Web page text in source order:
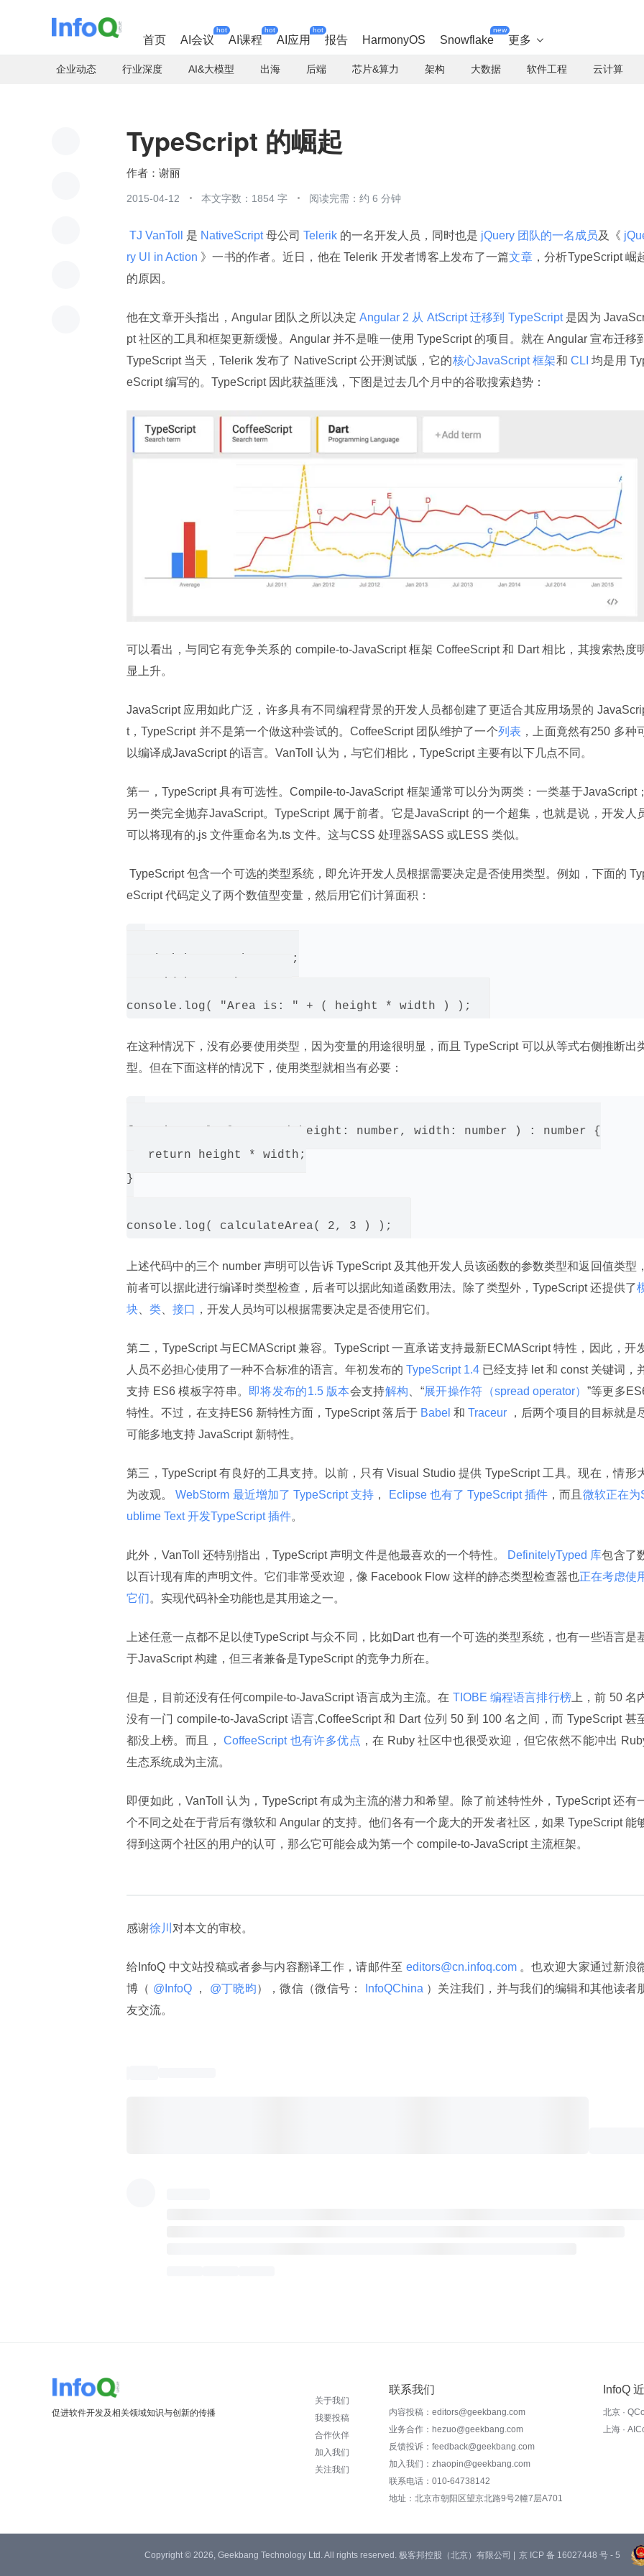
首页 AI会议
hot
AI课程
hot
AI应用
hot
报告 HarmonyOS Snowflake
new
更多 
企业动态 行业深度 AI&大模型 出海 后端 芯片&算力 架构 大数据 软件工程 云计算
TypeScript 的崛起
谢丽
2015-04-12 本文字数：1854 字 阅读完需：约 6 分钟
TJ VanToll 是 NativeScript 母公司 Telerik 的一名开发人员，同时也是 jQuery 团队的一名成员及《
ry UI in Action 》一书的作者。近日，他在 Telerik 开发者博客上发布了一篇文章，分析TypeScript 崛
的原因。
他在文章开头指出，Angular 团队之所以决定 Angular 2 从 AtScript 迁移到 TypeScript 是因为
pt 社区的工具和框架更新缓慢。Angular 并不是唯一使用 TypeScript 的项目。就在 Angular 宣布迁移
TypeScript 当天，Telerik 发布了 NativeScript 公开测试版，它的核心JavaScript 框架和 CLI 均是用
eScript 编写的。TypeScript 因此获益匪浅，下图是过去几个月中的谷歌搜索趋势：
可以看出，与同它有竞争关系的 compile-to-JavaScript 框架 CoffeeScript 和 Dart 相比，其搜索热度
显上升。
JavaScript 应用如此广泛，许多具有不同编程背景的开发人员都创建了更适合其应用场景的
t，TypeScript 并不是第一个做这种尝试的。CoffeeScript 团队维护了一个列表 ，上面竟然有250 多种
以编译成JavaScript 的语言。VanToll 认为，与它们相比，TypeScript 主要有以下几点不同。
第一，TypeScript 具有可选性。Compile-to-JavaScript 框架通常可以分为两类：一类基于JavaScript
另一类完全抛弃JavaScript。TypeScript 属于前者。它是JavaScript 的一个超集，也就是说，开发人
可以将现有的.js 文件重命名为.ts 文件。这与CSS 处理器SASS 或LESS 类似。
TypeScript 包含一个可选的类型系统，即允许开发人员根据需要决定是否使用类型。例如，下面的 Typ
eScript 代码定义了两个数值型变量，然后用它们计算面积：
var height : number = 2;
在这种情况下，没有必要使用类型，因为变量的用途很明显，而且 TypeScript 可以从等式右侧推断出
型。但在下面这样的情况下，使用类型就相当有必要：
function calculateArea( height: number, width: number ) : number {
   return height * width;
}
上述代码中的三个 number 声明可以告诉 TypeScript 及其他开发人员该函数的参数类型和返回值类型
前者可以据此进行编译时类型检查，后者可以据此知道函数用法。除了类型外，TypeScript 还提供了
块
类 接口 ，开发人员均可以根据需要决定是否使用它们。
第二，TypeScript 与ECMAScript 兼容。TypeScript 一直承诺支持最新ECMAScript 特性，因此，开
人员不必担心使用了一种不合标准的语言。年初发布的 TypeScript 1.4 已经支持 let 和 const 关键词，
支持 ES6 模板字符串。
即将发布的1.5 版本会支持解构 、“展开操作符（spread operator） ”等更多
特性。不过，在支持ES6 新特性方面，TypeScript 落后于 Babel 和 Traceur
，后两个项目的目标就是
可能多地支持 JavaScript 新特性。
第三，TypeScript 有良好的工具支持。以前，只有 Visual Studio 提供 TypeScript 工具。现在，情形
为改观。
WebStorm 最近增加了 TypeScript 支持 ， Eclipse 也有了 TypeScript 插件 ，而且 微软正在为
ublime Text 开发TypeScript 插件。
此外，VanToll 还特别指出，TypeScript 声明文件是他最喜欢的一个特性。 DefinitelyTyped 库包含了
以百计现有库的声明文件。它们非常受欢迎，像 Facebook Flow 这样的静态类型检查器也正在考虑使
它们。实现代码补全功能也是其用途之一。
上述任意一点都不足以使TypeScript 与众不同，比如Dart 也有一个可选的类型系统，也有一些语言是
于JavaScript 构建，但三者兼备是TypeScript 的竞争力所在。
但是，目前还没有任何compile-to-JavaScript 语言成为主流。在 TIOBE 编程语言排行榜上，前 50 名
没有一门 compile-to-JavaScript 语言,CoffeeScript 和 Dart 位列 50 到 100 名之间，而 TypeScript 甚
都没上榜。而且，
CoffeeScript 也有许多优点 ，在 Ruby 社区中也很受欢迎，但它依然不能冲出
生态系统成为主流。
即便如此，VanToll 认为，TypeScript 有成为主流的潜力和希望。除了前述特性外，TypeScript 还有
个不同之处在于背后有微软和 Angular 的支持。他们各有一个庞大的开发者社区，如果 TypeScript 能
得到这两个社区的用户的认可，那么它可能会成为第一个 compile-to-JavaScript 主流框架。
感谢徐川 对本文的审校。
给InfoQ 中文站投稿或者参与内容翻译工作，请邮件至 editors@cn.infoq.com 。也欢迎大家通过新浪
博（ @InfoQ ， @丁晓昀），微信（微信号： InfoQChina ）关注我们，并与我们的编辑和其他读者
友交流。
促进软件开发及相关领域知识与创新的传播
关于我们
我要投稿
合作伙伴
加入我们
关注我们
联系我们
内容投稿：editors@geekbang.com
业务合作：hezuo@geekbang.com
反馈投诉：feedback@geekbang.com
加入我们：zhaopin@geekbang.com
联系电话：010-64738142
地址：北京市朝阳区望京北路9号2幢7层A701
InfoQ
北京 ·
上海 ·
Copyright © 2026, Geekbang Technology Ltd. All rights reserved. 极客邦控股（北京）有限公司 | 京 ICP 备 16027448 号 - 5